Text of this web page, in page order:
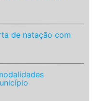
de natação com